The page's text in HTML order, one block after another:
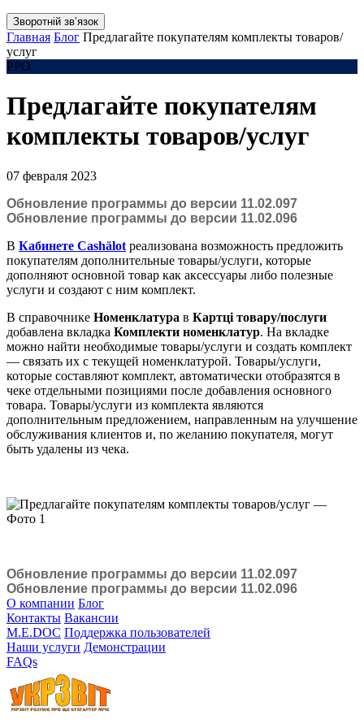
Зворотній звʼязок
Главная Блог Предлагайте покупателям комплекты товаров/
услуг
РРО
Предлагайте покупателям
комплекты товаров/услуг
07 февраля 2023
Обновление программы до версии 11.02.097
Обновление программы до версии 11.02.096
В Кабинете Cashӓlot реализована возможность предложить
покупателям дополнительные товары/услуги, которые
дополняют основной товар как аксессуары либо полезные
услуги и создают с ним комплект.
В справочнике Номенклатура в Картці товару/послуги
добавлена вкладка Комплекти номенклатур. На вкладке
можно найти необходимые товары/услуги и создать комплект
— связать их с текущей номенклатурой. Товары/услуги,
которые составляют комплект, автоматически отобразятся в
чеке отдельными позициями после добавления основного
товара. Товары/услуги из комплекта являются
дополнительным предложением, направленным на улучшение
обслуживания клиентов и, по желанию покупателя, могут
быть удалены из чека.
Обновление программы до версии 11.02.097
Обновление программы до версии 11.02.096
О компании Блог
Контакты Вакансии
M.E.DOC Поддержка пользователей
Наши услуги Демонстрации
FAQs